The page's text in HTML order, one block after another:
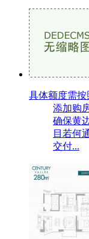
具体额度需按
添加购
确保黄
目若何
交付...